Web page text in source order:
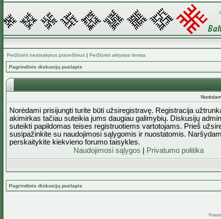
Peržiūrėti neatsakytus pranešimus | Peržiūrėti aktyvias temas
Pagrindinis diskusijų puslapis
Norėdami prisijungti turite būti užsiregistravę. Registracija
akimirkas tačiau suteikia jums daugiau galimybių. Diskusijų
suteikti papildomas teises registruotiems vartotojams. Prieš
susipažinkite su naudojimosi sąlygomis ir nuostatomis.
perskaitykite kiekvieno forumo taisykles.
Naudojimosi sąlygos
Privatumo politika
Pagrindinis diskusijų puslapis